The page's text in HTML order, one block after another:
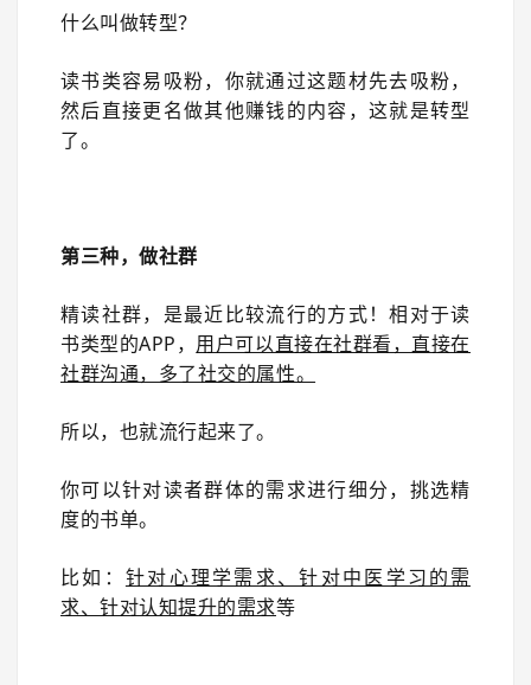
什么叫做转型？
读书类容易吸粉，你就通过这题材先去吸粉，
然后直接更名做其他赚钱的内容，这就是转型
了。
第三种，做社群
精读社群，是最近比较流行的方式！相对于读
书类型的APP， 用户可以直接在社群看，直接在
社群沟通，多了社交的属性。
所以，也就流行起来了。
你可以针对读者群体的需求进行细分，挑选精
度的书单。
比如： 针对心理学需求、针对中医学习的需
求、针对认知提升的需求等